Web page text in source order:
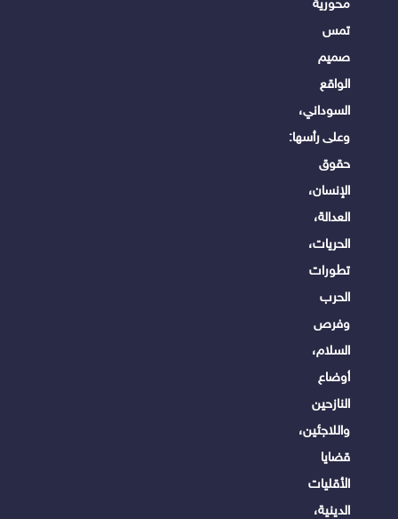
محورية
تمس
صميم
الواقع
السوداني،
وعلى رأسها:
حقوق
الإنسان،
العدالة،
الحريات،
تطورات
الحرب
وفرص
السلام،
أوضاع
النازحين
واللاجئين،
قضايا
الأقليات
الدينية،